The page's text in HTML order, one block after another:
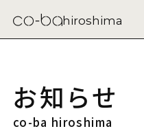
hiroshima
お知らせ
co-ba hiroshima